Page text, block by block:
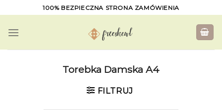
to
content
100% BEZPIECZNA STRONA ZAMÓWIENIA
Torebka Damska A4
FILTRUJ